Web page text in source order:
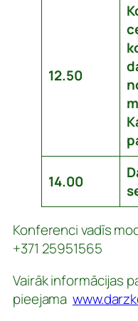
12.50
14.00
Konferenci vadīs
+371 25951565
Vairāk informācijas
pieejama